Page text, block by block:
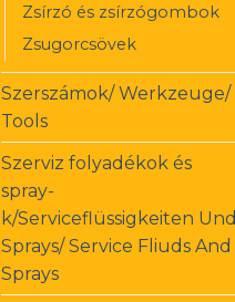
Zsírzó és zsírzógombok
Zsugorcsövek
Szerszámok/ Werkzeuge/
Tools
Szerviz folyadékok és
spray-
k/Serviceflüssigkeiten Und
Sprays/ Service Fliuds And
Sprays